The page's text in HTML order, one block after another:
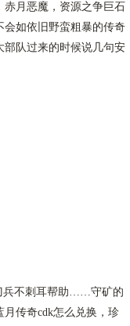
月恶魔，资源之争巨石
会如依旧野蛮粗暴的传奇
部队过来的时候说几句安
兵不刺耳帮助……守矿的
传奇cdk怎么兑换，珍